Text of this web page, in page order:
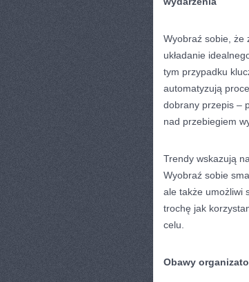
Wyobraź sobie, że
układanie
tym przypadku
automatyzują
dobrany przepis –
nad przebiegiem
Trendy wskazują
Wyobraź sobie
ale także umożliwi
trochę jak
celu.
Obawy